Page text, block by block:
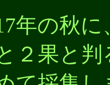
年の秋に
２果と